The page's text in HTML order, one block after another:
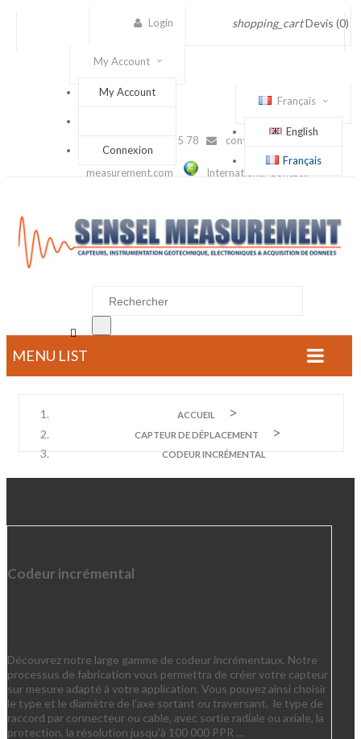
shopping_cart Devis (0)
Login
My Account
My Account
Connexion
Français
English
Français
(+33) 1 56 88 25 78 contact@sensel-
measurement.com International Contact

MENU LIST
ACCUEIL
CAPTEUR DE DÉPLACEMENT
CODEUR INCRÉMENTAL
Codeur incrémental
Découvrez notre large gamme de codeur incrémentaux. Notre
processus de fabrication vous permettra de créer votre capteur
sur mesure adapté à votre application. Vous pouvez ainsi choisir
le type et le diamètre de l'axe sortant ou traversant, le type de
raccord par connecteur ou cable, avec sortie radiale ou axiale, la
protection, la résolution jusqu'à 100 000 PPR …